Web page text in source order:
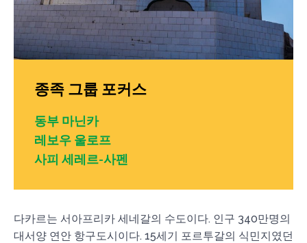
종족 그룹 포커스
동부 마닌카
레보우 울로프
사피 세레르-사펜
다카르는 서아프리카 세네갈의 수도이다. 인구 340만명의
대서양 연안 항구도시이다. 15세기 포르투갈의 식민지였던